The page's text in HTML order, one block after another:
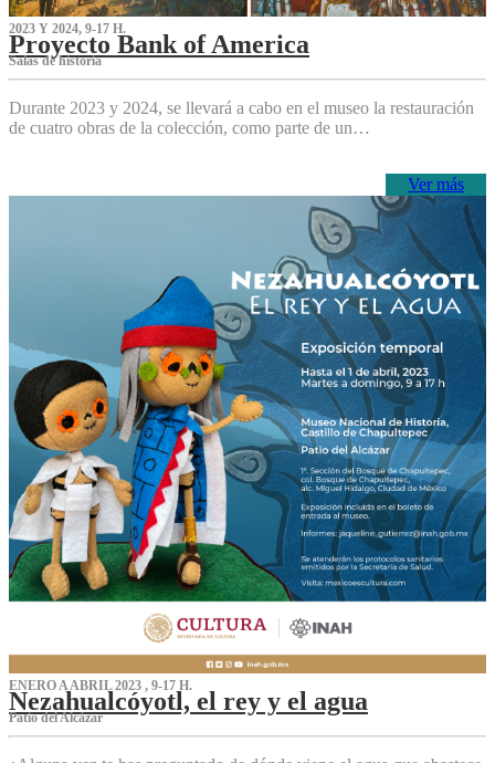
2023 Y 2024, 9-17 H.
Proyecto Bank of America
S‌alas de historia
Durante 2023 y 2024, se llevará a cabo en el museo la restauración
de cuatro obras de la colección, como parte de un…
Ver más
ENERO A ABRIL 2023 , 9-17 H.
Nezahualcóyotl, el rey y el agua
Patio del Alcázar